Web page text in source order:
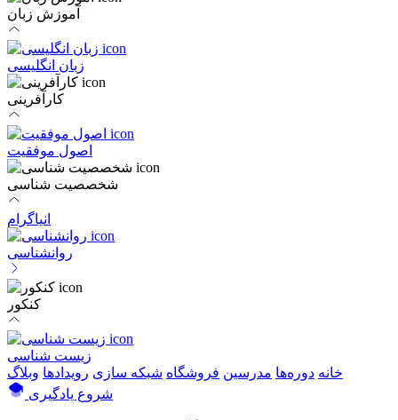
آموزش زبان
زبان انگلیسی
کارآفرینی
اصول موفقیت
شخصصیت شناسی
انیاگرام
روانشناسی
کنکور
زیست شناسی
خانه دوره‌ها مدرسین فروشگاه شبکه سازی رویداد‌ها وبلاگ
شروع یادگیری